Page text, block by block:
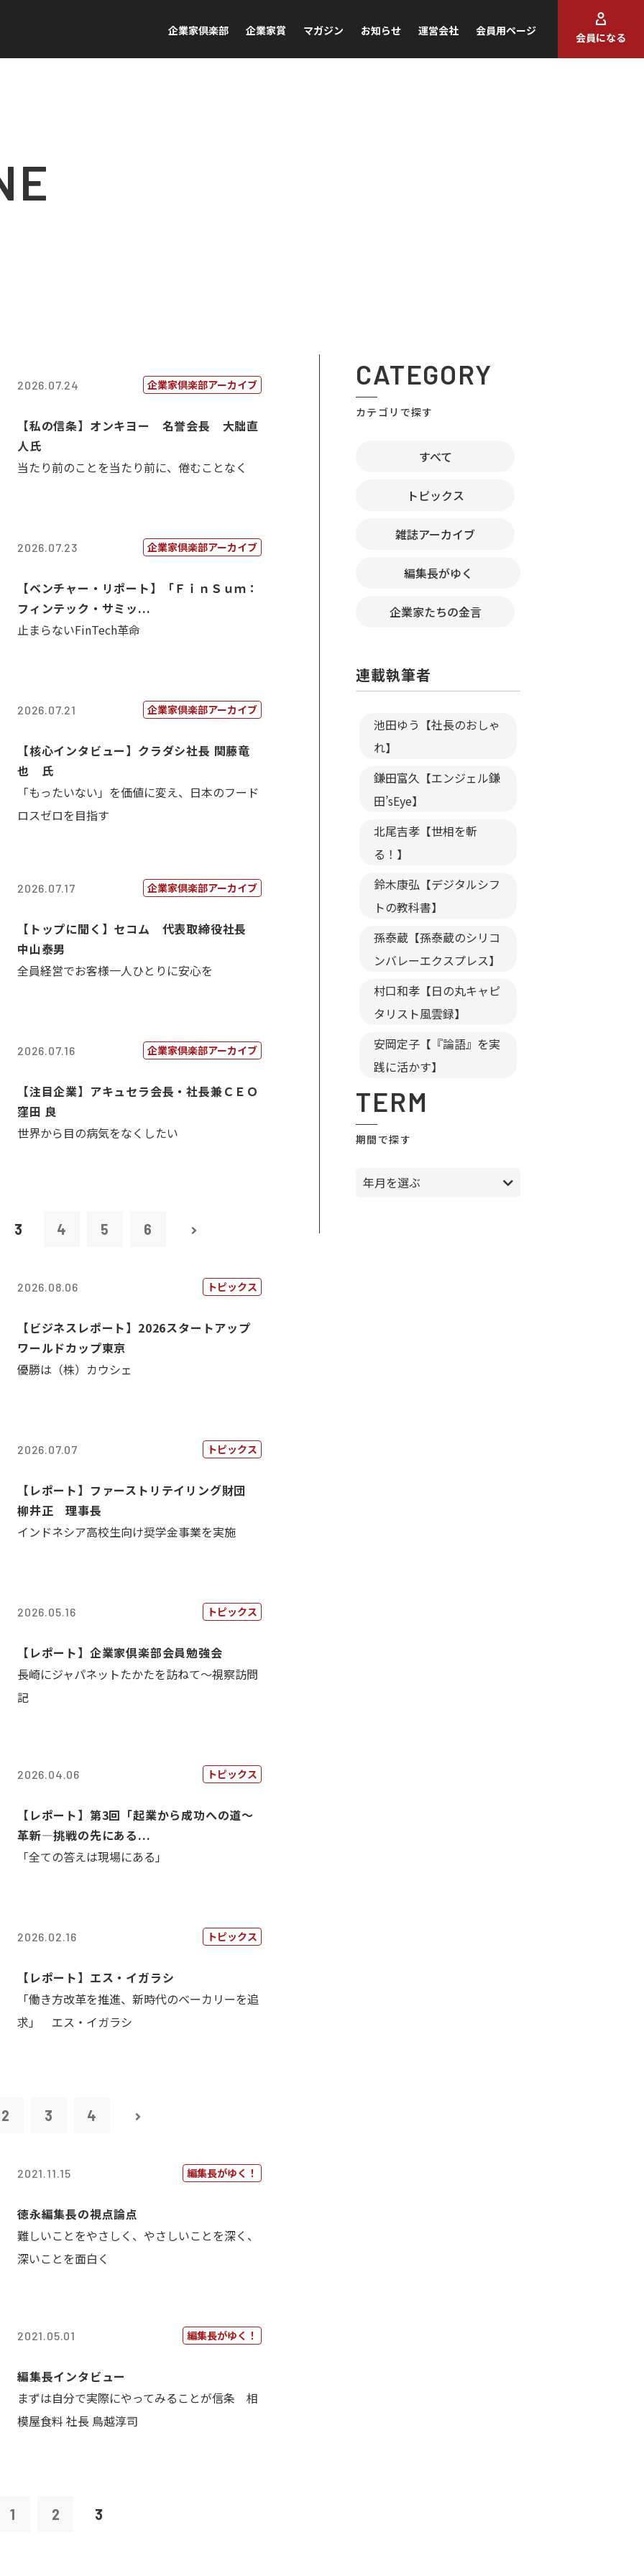
企業家倶楽部 企業家賞 マガジン お知らせ 運営会社 会員用ページ
会員になる
2026.07.24 企業家倶楽部アーカイブ
【私の信条】オンキヨー 名誉会長 大朏直
人氏
当たり前のことを当たり前に、倦むことなく
2026.07.23 企業家倶楽部アーカイブ
【ベンチャー・リポート】「ＦｉｎＳｕｍ：
フィンテック・サミッ...
止まらないFinTech革命
2026.07.21 企業家倶楽部アーカイブ
【核心インタビュー】クラダシ社長 関藤竜
也 氏
「もったいない」を価値に変え、日本のフード
ロスゼロを目指す
2026.07.17 企業家倶楽部アーカイブ
【トップに聞く】セコム 代表取締役社長
中山泰男
全員経営でお客様一人ひとりに安心を
2026.07.16 企業家倶楽部アーカイブ
【注目企業】アキュセラ会長・社長兼ＣＥＯ
窪田 良
世界から目の病気をなくしたい
3 4 5 6
2026.08.06 トピックス
【ビジネスレポート】2026スタートアップ
ワールドカップ東京
優勝は（株）カウシェ
2026.07.07 トピックス
【レポート】ファーストリテイリング財団
柳井正 理事長
インドネシア高校生向け奨学金事業を実施
2026.05.16 トピックス
【レポート】企業家倶楽部会員勉強会
長崎にジャパネットたかたを訪ねて～視察訪問
記
2026.04.06 トピックス
【レポート】第3回「起業から成功への道～
革新―挑戦の先にある...
「全ての答えは現場にある」
2026.02.16 トピックス
【レポート】エス・イガラシ
「働き方改革を推進、新時代のベーカリーを追
求」 エス・イガラシ
2 3 4
2021.11.15 編集長がゆく！
徳永編集長の視点論点
難しいことをやさしく、やさしいことを深く、
深いことを面白く
2021.05.01 編集長がゆく！
編集長インタビュー
まずは自分で実際にやってみることが信条 相
模屋食料 社長 鳥越淳司
1 2 3
CATEGORY
カテゴリで探す
すべて
トピックス
雑誌アーカイブ
編集長がゆく
企業家たちの金言
連載執筆者
池田ゆう【社長のおしゃ
れ】
鎌田富久【エンジェル鎌
田’sEye】
北尾吉孝【世相を斬
る！】
鈴木康弘【デジタルシフ
トの教科書】
孫泰蔵【孫泰蔵のシリコ
ンバレーエクスプレス】
村口和孝【日の丸キャピ
タリスト風雲録】
安岡定子【『論語』を実
践に活かす】
TERM
期間で探す
年月を選ぶ